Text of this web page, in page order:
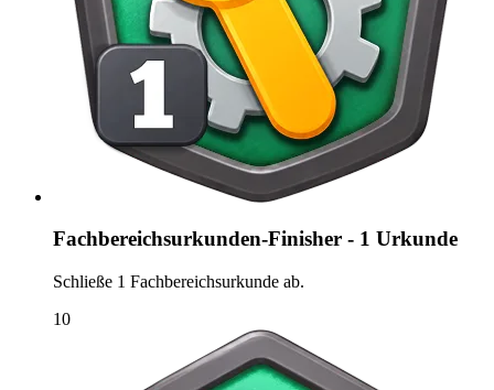
Fachbereichsurkunden-Finisher - 1 Urkunde
Schließe 1 Fachbereichsurkunde ab.
10